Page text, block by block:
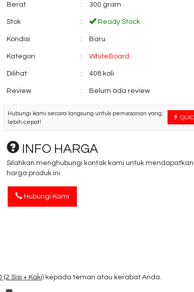
Berat : 300 gram
Stok : Ready Stock
Kondisi : Baru
Kategori : WhiteBoard
Dilihat : 408 kali
Review : Belum ada review
Hubungi kami secara langsung untuk pemesanan yang
lebih cepat!
INFO HARGA
Silahkan menghubungi kontak kami untuk
harga produk ini.
Hubungi Kami
Sisi + Kaki) kepada teman atau kerabat Anda.
Sofa Kantor INDACHI
*Harga Hubungi CS